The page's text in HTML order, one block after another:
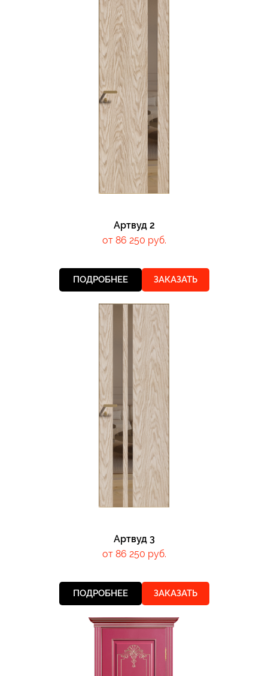
Артвуд 2
от 86 250 руб.
ПОДРОБНЕЕ ЗАКАЗАТЬ
Артвуд 3
от 86 250 руб.
ПОДРОБНЕЕ ЗАКАЗАТЬ